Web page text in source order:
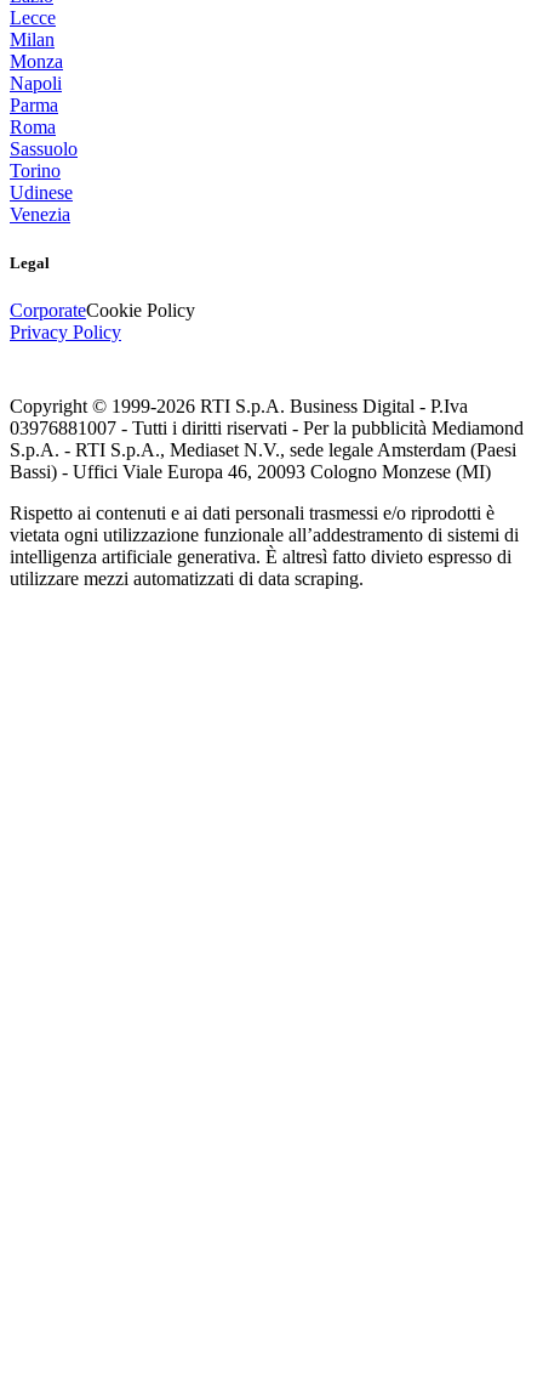
Lecce
Milan
Monza
Napoli
Parma
Roma
Sassuolo
Torino
Udinese
Venezia
Legal
CorporateCookie Policy
Privacy Policy
Copyright © 1999-2026 RTI S.p.A. Business Digital - P.Iva
03976881007 - Tutti i diritti riservati - Per la pubblicità Mediamond
S.p.A. - RTI S.p.A., Mediaset N.V., sede legale Amsterdam (Paesi
Bassi) - Uffici Viale Europa 46, 20093 Cologno Monzese (MI)
Rispetto ai contenuti e ai dati personali trasmessi e/o riprodotti è
vietata ogni utilizzazione funzionale all’addestramento di sistemi di
intelligenza artificiale generativa. È altresì fatto divieto espresso di
utilizzare mezzi automatizzati di data scraping.